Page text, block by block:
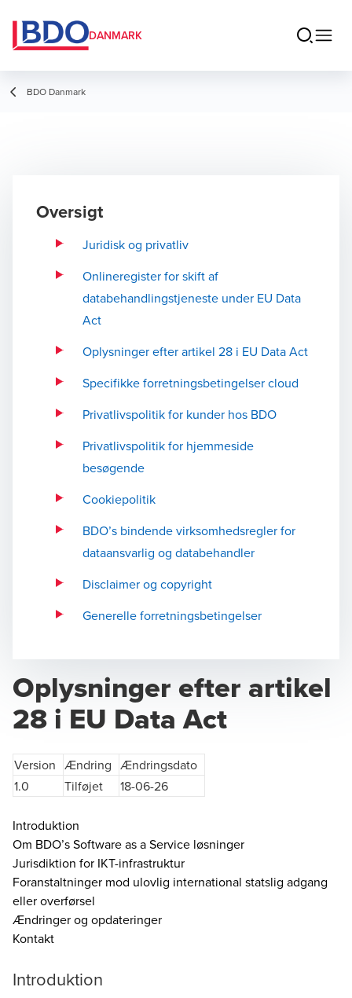
DANMARK
BDO Danmark
Oversigt
Juridisk og privatliv
Onlineregister for skift af
databehandlingstjeneste under EU Data
Act
Oplysninger efter artikel 28 i EU Data Act
Specifikke forretningsbetingelser cloud
Privatlivspolitik for kunder hos BDO
Privatlivspolitik for hjemmeside
besøgende
Cookiepolitik
BDO’s bindende virksomhedsregler for
dataansvarlig og databehandler
Disclaimer og copyright
Generelle forretningsbetingelser
Oplysninger efter artikel
28 i EU Data Act
Version Ændring Ændringsdato
1.0
Tilføjet 18-06-26
Introduktion
Om BDO’s Software as a Service løsninger
Jurisdiktion for IKT-infrastruktur
Foranstaltninger mod ulovlig international statslig adgang
eller overførsel
Ændringer og opdateringer
Kontakt
Introduktion